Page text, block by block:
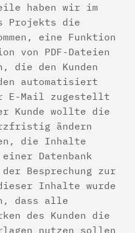
haben wir im
Projekts die
eine Funktion
von PDF-Dateien
die den Kunden
automatisiert
E-Mail zugestellt
Kunde wollte die
ändern
die Inhalte
Datenbank
der Besprechung zur
Inhalte wurde
dass alle
des Kunden die
nutzen sollen